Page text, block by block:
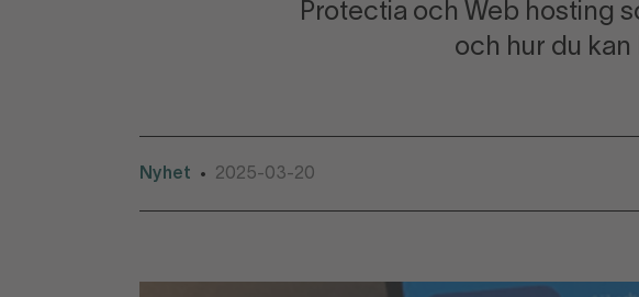
Protectia och Web hosting
och hur du
Nyhet • 2025-03-20